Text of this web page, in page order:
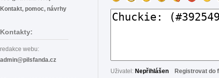
Kontakt, pomoc, návrhy
Kontakty:
redakce webu:
admin@pilsfanda.cz
Uživatel: Nepřihlášen Registrovat do